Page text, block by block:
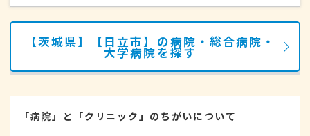
【茨城県】【日立市】の病院・総合病院・
大学病院を探す
「病院」と「クリニック」のちがいについて